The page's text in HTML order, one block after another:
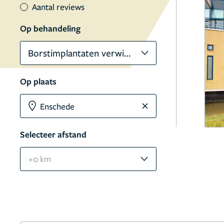
Aantal reviews
Op behandeling
Borstimplantaten verwijderen
Op plaats
Selecteer afstand
+0 km